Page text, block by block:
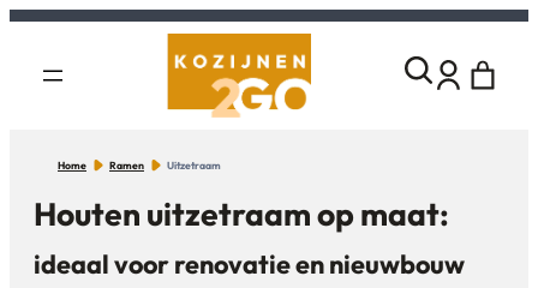
Home Ramen Uitzetraam
Houten uitzetraam op maat:
ideaal voor renovatie en nieuwbouw